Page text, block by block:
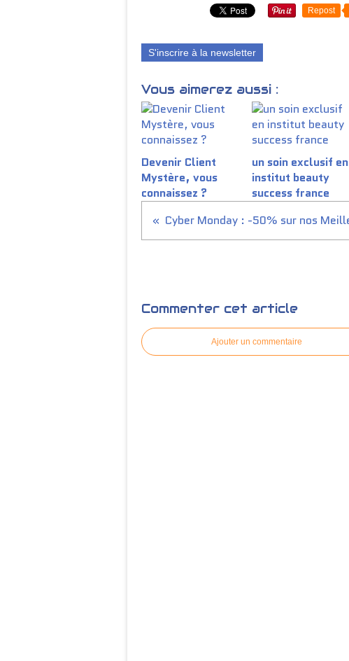
Repost
S'inscrire à la newsletter
Vous aimerez aussi :
Devenir Client
Mystère, vous
connaissez ?
un soin exclusif en
institut beauty
success france
Commenter cet article
Ajouter un commentaire